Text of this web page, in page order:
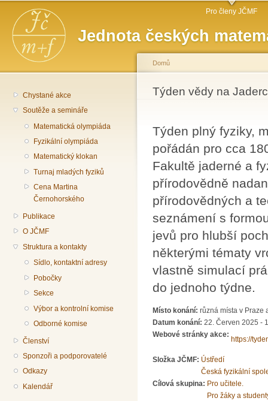
Jednota českých
Hlavní menu Pro členy JČMF
Chystané akce
Soutěže a semináře
Matematická olympiáda
Fyzikální olympiáda
Matematický klokan
Turnaj mladých fyziků
Cena Martina
Černohorského
Publikace
O JČMF
Struktura a kontakty
Sídlo, kontaktní adresy
Pobočky
Sekce
Výbor a kontrolní komise
Odborné komise
Členství
Sponzoři a podporovatelé
Odkazy
Kalendář
Jste zde
Domů
Týden vědy na
Týden plný fyziky,
pořádán pro cca
Fakultě jaderné a
přírodovědně
přírodovědných a
seznámení s
jevů pro hlubší
některými tématy
vlastně simulací
do jednoho týdne.
Místo konání: různá místa v Praze
Datum konání: 22. Červen 2025 -
Webové stránky akce:
https://
Složka JČMF: Ústředí
Česká fyzikální
Cílová skupina: Pro učitele.
Pro žáky a